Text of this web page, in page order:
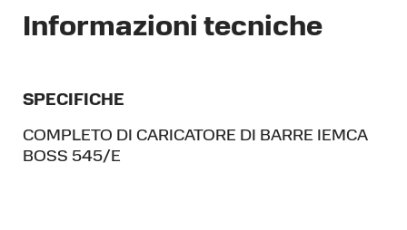
Informazioni tecniche
SPECIFICHE
COMPLETO DI CARICATORE DI BARRE IEMCA
BOSS 545/E